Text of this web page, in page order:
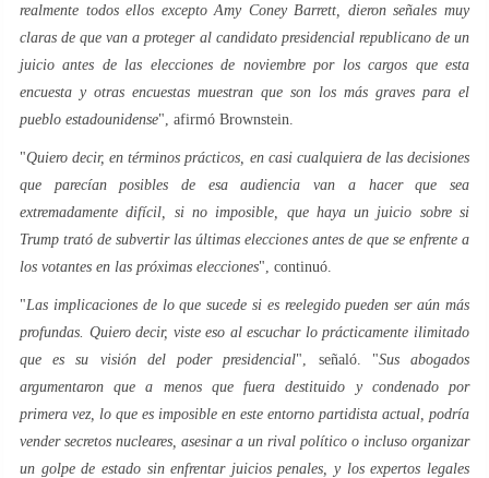
realmente todos ellos excepto Amy Coney Barrett, dieron señales muy
claras de que van a proteger al candidato presidencial republicano de un
juicio antes de las elecciones de noviembre por los cargos que esta
encuesta y otras encuestas muestran que son los más graves para el
pueblo estadounidense", afirmó Brownstein.
"Quiero decir, en términos prácticos, en casi cualquiera de las decisiones
que parecían posibles de esa audiencia van a hacer que sea
extremadamente difícil, si no imposible, que haya un juicio sobre si
Trump trató de subvertir las últimas elecciones antes de que se enfrente a
los votantes en las próximas elecciones", continuó.
"Las implicaciones de lo que sucede si es reelegido pueden ser aún más
profundas. Quiero decir, viste eso al escuchar lo prácticamente ilimitado
que es su visión del poder presidencial", señaló. "Sus abogados
argumentaron que a menos que fuera destituido y condenado por
primera vez, lo que es imposible en este entorno partidista actual, podría
vender secretos nucleares, asesinar a un rival político o incluso organizar
un golpe de estado sin enfrentar juicios penales, y los expertos legales